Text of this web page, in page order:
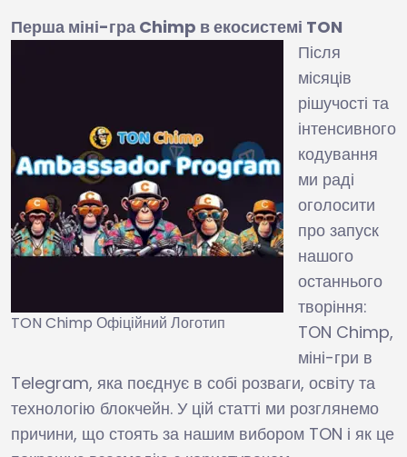
Перша міні-гра Chimp в екосистемі TON
TON Chimp Офіційний Логотип
Після
місяців
рішучості та
інтенсивного
кодування
ми раді
оголосити
про запуск
нашого
останнього
творіння:
TON Chimp,
міні-гри в
Telegram, яка поєднує в собі розваги, освіту та
технологію блокчейн. У цій статті ми розглянемо
причини, що стоять за нашим вибором TON і як це